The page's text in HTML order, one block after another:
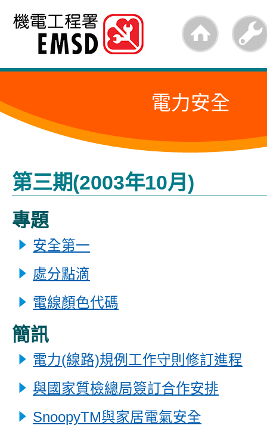
跳
內
的
始
電力安全
第三期(2003年10月)
專題
安全第一
處分點滴
電線顏色代碼
簡訊
電力(線路)規例工作守則修訂進程
與國家質檢總局簽訂合作安排
SnoopyTM與家居電氣安全